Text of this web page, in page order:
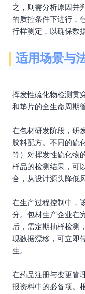
之，则需分析原因并
的质控条件下进行，
行样测定，以确保数
适用场景与
挥发性硫化物检测贯
和垫片的全生命周期
在包材研发阶段，研
胶料配方。不同的硫
等）对挥发性硫化物
样品的检测结果，可
合，从设计源头降低
在生产过程控制中，
分。包材生产企业在
后，需定期抽样检测
现数据漂移，可立即
生。
在药品注册与变更管
报资料中的必备项。